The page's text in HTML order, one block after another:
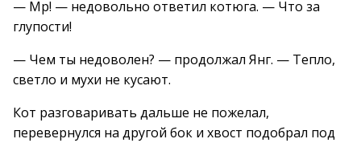
— Мр! — недовольно ответил котюга. — Что за
глупости!
— Чем ты недоволен? — продолжал Янг. — Тепло,
светло и мухи не кусают.
Кот разговаривать дальше не пожелал,
перевернулся на другой бок и хвост подобрал под